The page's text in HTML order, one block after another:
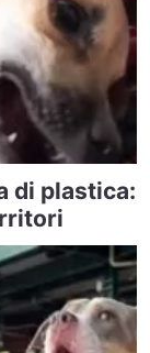
di plastica: